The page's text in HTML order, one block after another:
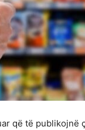
që të publikojnë